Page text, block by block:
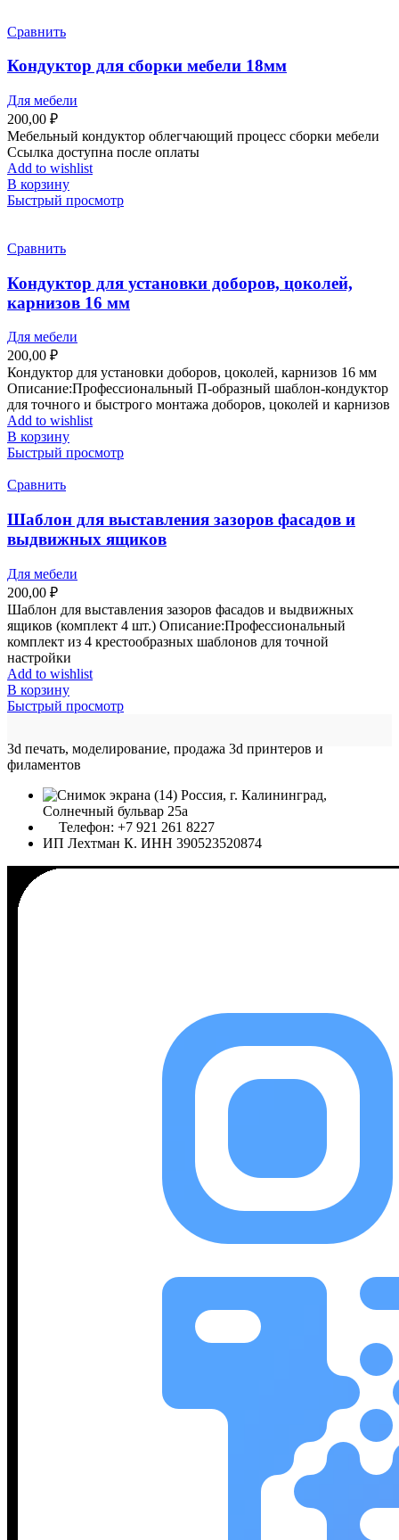
Сравнить
Кондуктор для сборки мебели 18мм
Для мебели
200,00 ₽
Мебельный кондуктор облегчающий процесс сборки мебели
Ссылка доступна после оплаты
Add to wishlist
В корзину
Быстрый просмотр
Сравнить
Кондуктор для установки доборов, цоколей,
карнизов 16 мм
Для мебели
200,00 ₽
Кондуктор для установки доборов, цоколей, карнизов 16 мм
Описание:Профессиональный П-образный шаблон-кондуктор
для точного и быстрого монтажа доборов, цоколей и карнизов
Add to wishlist
В корзину
Быстрый просмотр
Сравнить
Шаблон для выставления зазоров фасадов и
выдвижных ящиков
Для мебели
200,00 ₽
Шаблон для выставления зазоров фасадов и выдвижных
ящиков (комплект 4 шт.) Описание:Профессиональный
комплект из 4 крестообразных шаблонов для точной
настройки
Add to wishlist
В корзину
Быстрый просмотр
3d печать, моделирование, продажа 3d принтеров и
филаментов
Россия, г. Калининград,
Солнечный бульвар 25а
Телефон: +7 921 261 8227
ИП Лехтман К. ИНН 390523520874